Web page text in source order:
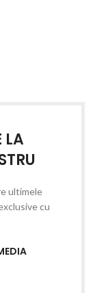
LA
ultimele
cu